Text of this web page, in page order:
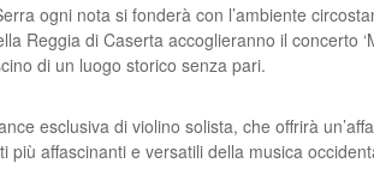
ogni nota si fonderà con l’ambiente
Reggia di Casertaaccoglieranno il concerto
di un luogo storico senzapari.
esclusiva di violino solista, che offrirà
più affascinantie versatili della musica